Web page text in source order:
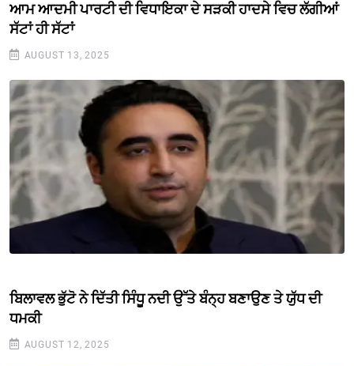
ਆਮ ਆਦਮੀ ਪਾਰਟੀ ਦੀ ਵਿਧਾਇਕਾ ਦੇ ਸੜਕੀ ਹਾਦਸੇ ਵਿਚ ਲੱਗੀਆਂ
ਸੱਟਾਂ ਹੀ ਸੱਟਾਂ
AUGUST 13, 2025
ਬਿਲਾਵਲ ਭੁੱਟੋ ਨੇ ਦਿੱਤੀ ਸਿੰਧੂ ਨਦੀ ਉੱਤੇ ਬੰਨ੍ਹ ਬਣਾਉਣ ਤੇ ਯੁੱਧ ਦੀ
ਧਮਕੀ
AUGUST 12, 2025